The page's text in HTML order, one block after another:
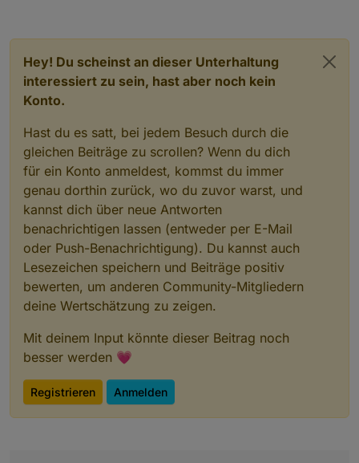
Hey! Du scheinst an dieser Unterhaltung
interessiert zu sein, hast aber noch kein
Konto.
Hast du es satt, bei jedem Besuch durch die
gleichen Beiträge zu scrollen? Wenn du dich
für ein Konto anmeldest, kommst du immer
genau dorthin zurück, wo du zuvor warst, und
kannst dich über neue Antworten
benachrichtigen lassen (entweder per E-Mail
oder Push-Benachrichtigung). Du kannst auch
Lesezeichen speichern und Beiträge positiv
bewerten, um anderen Community-Mitgliedern
deine Wertschätzung zu zeigen.
Mit deinem Input könnte dieser Beitrag noch
besser werden 💗
Registrieren Anmelden